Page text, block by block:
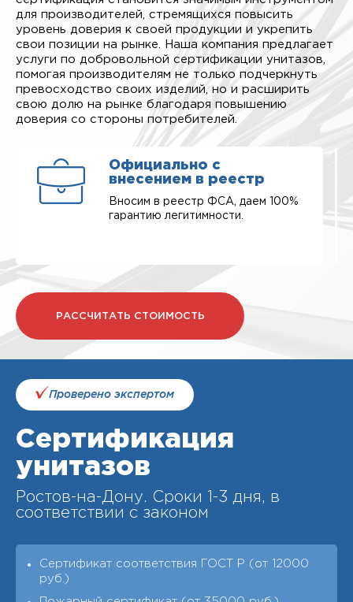
для производителей, стремящихся повысить
уровень доверия к своей продукции и укрепить
свои позиции на рынке. Наша компания предлагает
услуги по добровольной сертификации унитазов,
помогая производителям не только подчеркнуть
превосходство своих изделий, но и расширить
свою долю на рынке благодаря повышению
доверия со стороны потребителей.
Официально с
внесением в реестр
Вносим в реестр ФСА, даем 100%
гарантию легитимности.
РАССЧИТАТЬ СТОИМОСТЬ
Проверено экспертом
Сертификация
унитазов
Ростов-на-Дону. Cроки 1-3 дня, в
соответствии с законом
Сертификат соответствия ГОСТ Р (от 12000
руб.)